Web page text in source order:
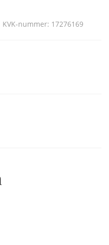
nummer: 17276169